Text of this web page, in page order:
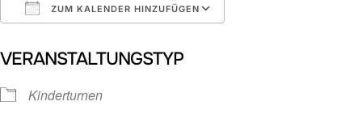
ZUM KALENDER HINZUFÜGEN
VERANSTALTUNGSTYP
Kinderturnen